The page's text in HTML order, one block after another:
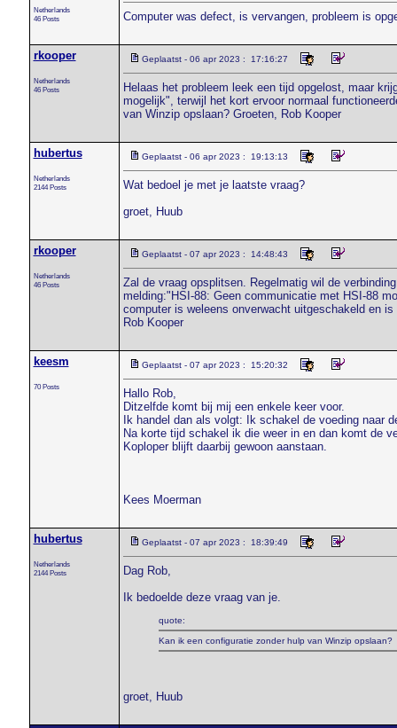
Netherlands
46 Posts
Computer was defect, is vervangen, probleem is
rkooper
Netherlands
46 Posts
Geplaatst - 06 apr 2023 : 17:16:27
Helaas het probleem leek een tijd opgelost, maar
mogelijk", terwijl het kort ervoor normaal
van Winzip opslaan? Groeten, Rob Kooper
hubertus
Netherlands
2144 Posts
Geplaatst - 06 apr 2023 : 19:13:13
Wat bedoel je met je laatste vraag?
groet, Huub
rkooper
Netherlands
46 Posts
Geplaatst - 07 apr 2023 : 14:48:43
Zal de vraag opsplitsen. Regelmatig wil de
melding:"HSI-88: Geen communicatie met HSI-88
computer is weleens onverwacht uitgeschakeld en
Rob Kooper
keesm
70 Posts
Geplaatst - 07 apr 2023 : 15:20:32
Hallo Rob,
Ditzelfde komt bij mij een enkele keer voor.
Ik handel dan als volgt: Ik schakel de voeding naar
Na korte tijd schakel ik die weer in en dan komt de
Koploper blijft daarbij gewoon aanstaan.
Kees Moerman
hubertus
Netherlands
2144 Posts
Geplaatst - 07 apr 2023 : 18:39:49
Dag Rob,
Ik bedoelde deze vraag van je.
quote:
Kan ik een configuratie zonder hulp van Winzip opslaan?
groet, Huub